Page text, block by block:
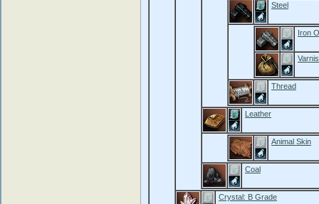
Steel
Iron
Thread
Leather
Animal Skin
Coal
Crystal: B Grade